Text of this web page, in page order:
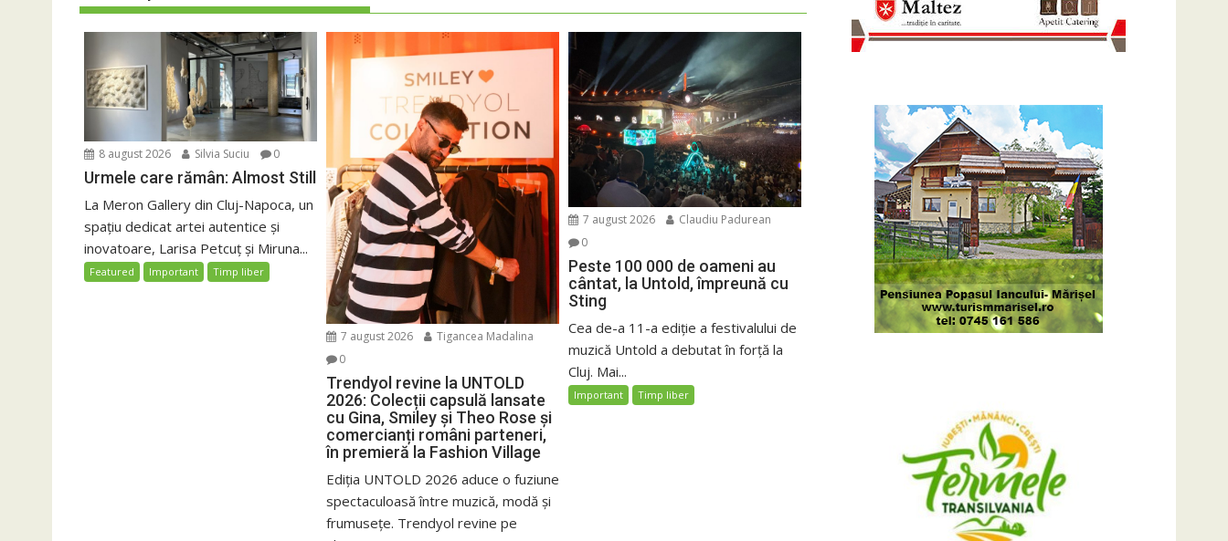
8 august 2026 Silvia Suciu 0
Urmele care rămân: Almost Still
La Meron Gallery din Cluj-Napoca, un
spațiu dedicat artei autentice și
inovatoare, Larisa Petcuț și Miruna...
Featured Important Timp liber
7 august 2026
Tigancea Madalina
0
Trendyol revine la UNTOLD
2026: Colecții capsulă lansate
cu Gina, Smiley și Theo Rose și
comercianți români parteneri,
în premieră la Fashion Village
Ediția UNTOLD 2026 aduce o fuziune
spectaculoasă între muzică, modă și
frumusețe. Trendyol revine pe
7 august 2026
Claudiu Padurean
0
Peste 100 000 de oameni au
cântat, la Untold, împreună cu
Sting
Cea de-a 11-a ediție a festivalului de
muzică Untold a debutat în forță la
Cluj. Mai...
Important Timp liber